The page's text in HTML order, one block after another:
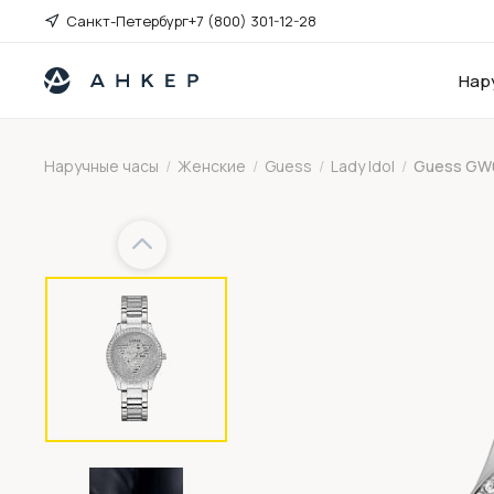
Санкт-Петербург+7 (800) 301-12-28
Наручные часы / Женские / Guess / Lady Idol / Guess
Previous